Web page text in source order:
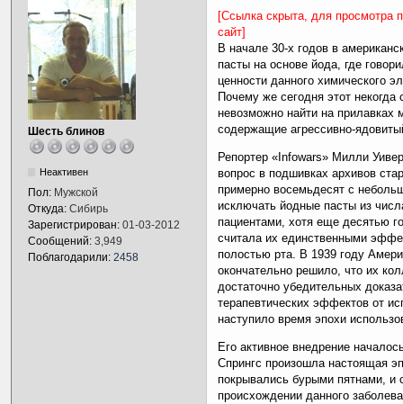
Шесть блинов
Неактивен
Пол: Мужской
Откуда: Сибирь
Зарегистрирован: 01-03-2012
Сообщений: 3,949
Поблагодарили: 2458
[Ссылка скрыта, для просмотра
сайт]
В начале 30-х годов в
пасты на основе йода, где
ценности данного химического
Почему же сегодня этот
невозможно найти на
содержащие агрессивно-
Репортер «Infowars» Милли
вопрос в подшивках архивов
примерно восемьдесят с
исключать йодные пасты из
пациентами, хотя еще десятью
считала их единственными
полостью рта. В 1939 году
окончательно решило, что их
достаточно убедительных
терапевтических эффектов от
наступило время эпохи
Его активное внедрение
Спрингс произошла настоящая
покрывались бурыми пятнами, и
происхождении данного